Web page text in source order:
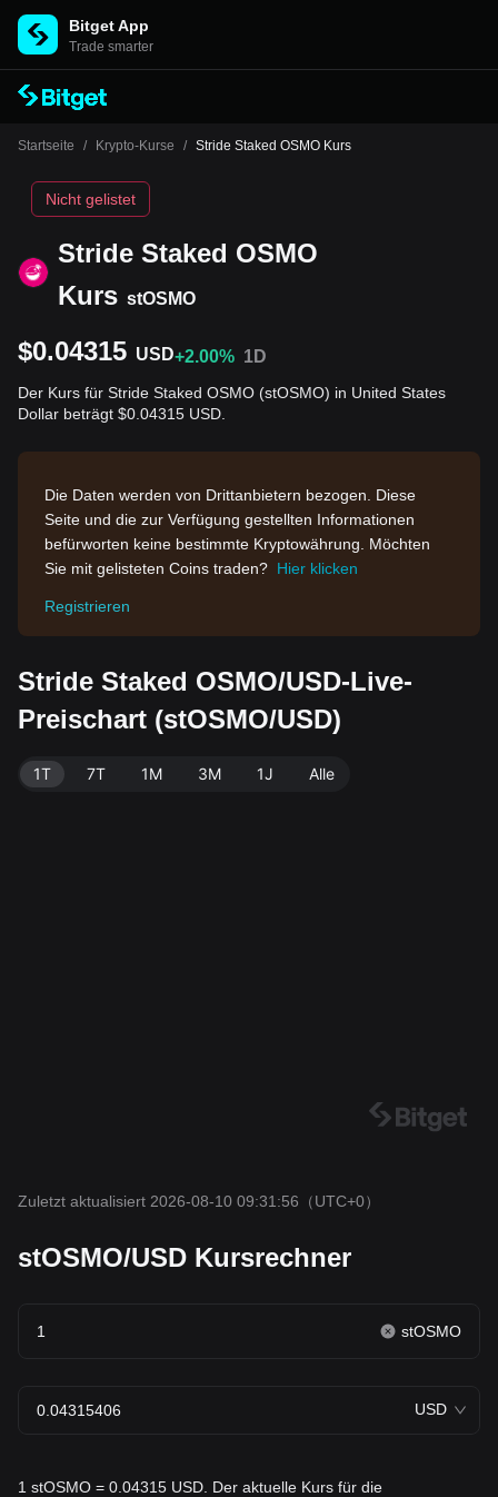
Bitget App
Trade smarter
Startseite / Krypto-Kurse / Stride Staked OSMO Kurs
Stride Staked OSMO
Kurs stOSMO
Nicht gelistet
$0.04315 USD+2.00% 1D
Der Kurs für Stride Staked OSMO (stOSMO) in United States
Dollar beträgt $0.04315 USD.
Die Daten werden von Drittanbietern bezogen. Diese
Seite und die zur Verfügung gestellten Informationen
befürworten keine bestimmte Kryptowährung. Möchten
Sie mit gelisteten Coins traden? Hier klicken
Registrieren
Stride Staked OSMO/USD-Live-
Preischart (stOSMO/USD)
1T 7T 1M 3M 1J Alle
Zuletzt aktualisiert 2026-08-10 09:31:56 （UTC+0）
stOSMO/USD Kursrechner
stOSMO
USD
1 stOSMO = 0.04315 USD. Der aktuelle Kurs für die